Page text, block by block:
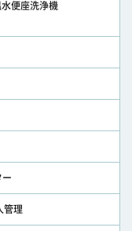
便座洗浄機
ー
管理